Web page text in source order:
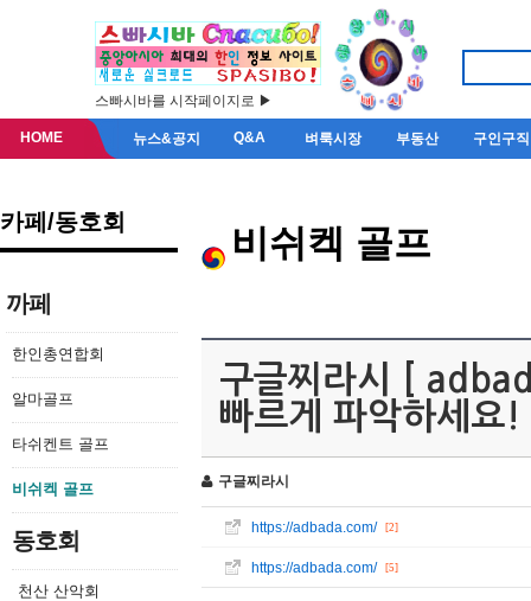
스빠시바를 시작페이지로 ▶
HOME 뉴스&공지 Q&A 벼룩시장 부동산 구인구직
카페/동호회
까페
한인총연합회
알마골프
타쉬켄트 골프
비쉬켁 골프
동호회
천산 산악회
비쉬켁 골프
구글찌라시 [
빠르게 파악하세
구글찌라시
https://adbada.com/ [2]
https://adbada.com/ [5]